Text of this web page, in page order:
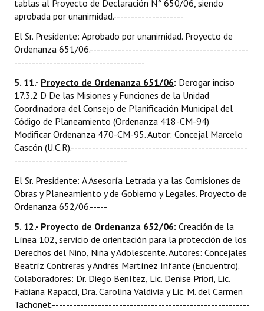
tablas al Proyecto de Declaración N° 650/06, siendo
aprobada por unanimidad.--------------------
El Sr. Presidente: Aprobado por unanimidad. Proyecto de
Ordenanza 651/06.---------------------------------------------
-------------------------------------
5. 11.- Proyecto de Ordenanza 651/06: Derogar inciso
17.3.2 D De las Misiones y Funciones de la Unidad
Coordinadora del Consejo de Planificación Municipal del
Código de Planeamiento (Ordenanza 418-CM-94) 
Modificar Ordenanza 470-CM-95. Autor: Concejal Marcelo
Cascón (U.C.R).--------------------------------------------------
--------------------------------
El Sr. Presidente: A Asesoría Letrada y a las Comisiones de
Obras y Planeamiento y de Gobierno y Legales. Proyecto de
Ordenanza 652/06.-----
5. 12.- Proyecto de Ordenanza 652/06: Creación de la
Línea 102, servicio de orientación para la protección de los
Derechos del Niño, Niña y Adolescente. Autores: Concejales
Beatríz Contreras y Andrés Martínez Infante (Encuentro).
Colaboradores: Dr. Diego Benítez, Lic. Denise Priori, Lic.
Fabiana Rapacci, Dra. Carolina Valdivia y Lic. M. del Carmen
Tachonet.--------------------------------------------------------